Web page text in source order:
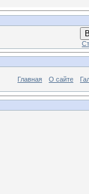
Главная О сайте